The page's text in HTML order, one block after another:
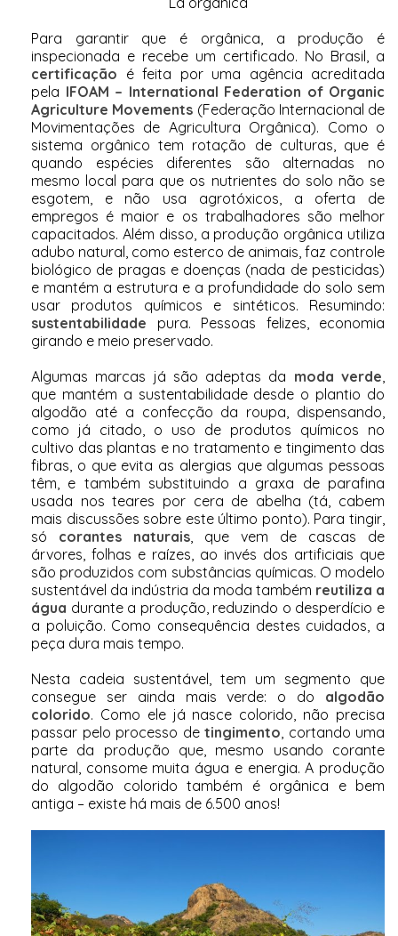
Para garantir que é orgânica, a produção é
inspecionada e recebe um certificado. No Brasil, a
certificação é feita por uma agência acreditada
pela IFOAM – International Federation of Organic
Agriculture Movements (Federação Internacional de
Movimentações de Agricultura Orgânica). Como o
sistema orgânico tem rotação de culturas, que é
quando espécies diferentes são alternadas no
mesmo local para que os nutrientes do solo não se
esgotem, e não usa agrotóxicos, a oferta de
empregos é maior e os trabalhadores são melhor
capacitados. Além disso, a produção orgânica utiliza
adubo natural, como esterco de animais, faz controle
biológico de pragas e doenças (nada de pesticidas)
e mantém a estrutura e a profundidade do solo sem
usar produtos químicos e sintéticos. Resumindo:
sustentabilidade pura. Pessoas felizes, economia
girando e meio preservado.
Algumas marcas já são adeptas da moda verde,
que mantém a sustentabilidade desde o plantio do
algodão até a confecção da roupa, dispensando,
como já citado, o uso de produtos químicos no
cultivo das plantas e no tratamento e tingimento das
fibras, o que evita as alergias que algumas pessoas
têm, e também substituindo a graxa de parafina
usada nos teares por cera de abelha (tá, cabem
mais discussões sobre este último ponto). Para tingir,
só corantes naturais, que vem de cascas de
árvores, folhas e raízes, ao invés dos artificiais que
são produzidos com substâncias químicas. O modelo
sustentável da indústria da moda também reutiliza a
água durante a produção, reduzindo o desperdício e
a poluição. Como consequência destes cuidados, a
peça dura mais tempo.
Nesta cadeia sustentável, tem um segmento que
consegue ser ainda mais verde: o do algodão
colorido. Como ele já nasce colorido, não precisa
passar pelo processo de tingimento, cortando uma
parte da produção que, mesmo usando corante
natural, consome muita água e energia. A produção
do algodão colorido também é orgânica e bem
antiga – existe há mais de 6.500 anos!